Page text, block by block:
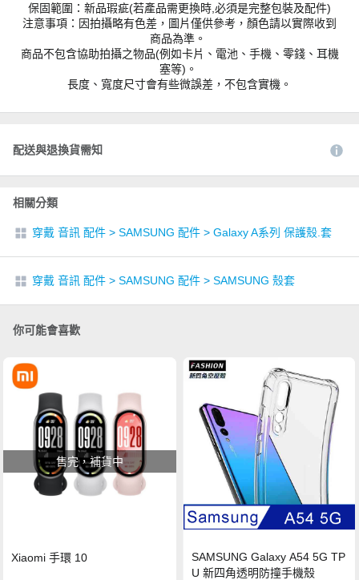
保固範圍：新品瑕疵(若產品需更換時,必須是完整包裝及配件)
注意事項：因拍攝略有色差，圖片僅供參考，顏色請以實際收到
商品為準。
商品不包含協助拍攝之物品(例如卡片、電池、手機、零錢、耳機
塞等)。
長度、寬度尺寸會有些微誤差，不包含實機。
配送與退換貨需知
相關分類
穿戴 音訊 配件 > SAMSUNG 配件 > Galaxy A系列 保護殼.套
穿戴 音訊 配件 > SAMSUNG 配件 > SAMSUNG 殼套
你可能會喜歡
售完，補貨中
Xiaomi 手環 10
SAMSUNG Galaxy A54 5G TP
U 新四角透明防撞手機殼